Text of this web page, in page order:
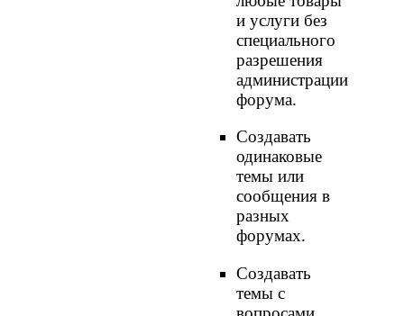
и услуги без
специального
разрешения
администрации
форума.
Создавать
одинаковые
темы или
сообщения в
разных
форумах.
Создавать
темы с